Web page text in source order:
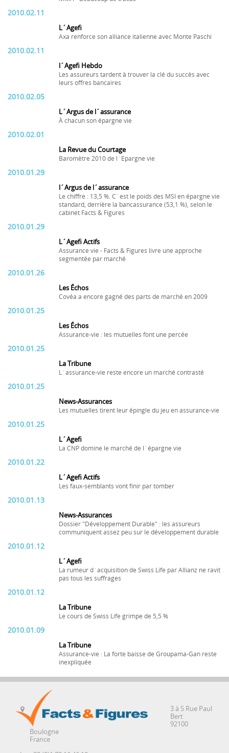
2010.02.11
L´Agefi
Axa renforce son alliance italienne avec Monte Paschi
2010.02.11
l´Agefi Hebdo
Les assureurs tardent à trouver la clé du succès avec
leurs offres bancaires
2010.02.05
L´Argus de l´assurance
À chacun son épargne vie
2010.02.01
La Revue du Courtage
Baromètre 2010 de l´Epargne vie
2010.01.29
l´Argus de l´assurance
Le chiffre : 13,5 %. C´est le poids des MSI en épargne vie
standard, derrière la bancassurance (53,1 %), selon le
cabinet Facts & Figures
2010.01.29
L´Agefi Actifs
Assurance vie - Facts & Figures livre une approche
segmentée par marché
2010.01.26
Les Échos
Covéa a encore gagné des parts de marché en 2009
2010.01.25
Les Échos
Assurance-vie : les mutuelles font une percée
2010.01.25
La Tribune
L´assurance-vie reste encore un marché contrasté
2010.01.25
News-Assurances
Les mutuelles tirent leur épingle du jeu en assurance-vie
2010.01.25
L´Agefi
La CNP domine le marché de l´épargne vie
2010.01.22
L´Agefi Actifs
Les faux-semblants vont finir par tomber
2010.01.13
News-Assurances
Dossier "Développement Durable" : les assureurs
communiquent assez peu sur le développement durable
2010.01.12
L´Agefi
La rumeur d´acquisition de Swiss Life par Allianz ne ravit
pas tous les suffrages
2010.01.12
La Tribune
Le cours de Swiss Life grimpe de 5,5 %
2010.01.09
La Tribune
Assurance-vie : La forte baisse de Groupama-Gan reste
inexpliquée
3 à 5 Rue Paul
Bert
92100
Boulogne
France